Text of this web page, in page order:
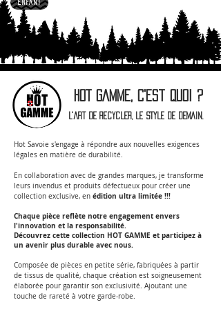
ENFANT
HOT GAMME, c'est quoi ?
L'art de recycler, le style de demain.
Hot Savoie s'engage à répondre aux nouvelles exigences
légales en matière de durabilité.
En collaboration avec de grandes marques, je transforme
leurs invendus et produits défectueux pour créer une
collection exclusive, en édition ultra limitée !!!
Chaque pièce reflète notre engagement envers
l'innovation et la responsabilité.
Découvrez cette collection HOT GAMME et participez à
un avenir plus durable avec nous.
Composée de pièces en petite série, fabriquées à partir
de tissus de qualité, chaque création est soigneusement
élaborée pour garantir son exclusivité. Ajoutant une
touche de rareté à votre garde-robe.